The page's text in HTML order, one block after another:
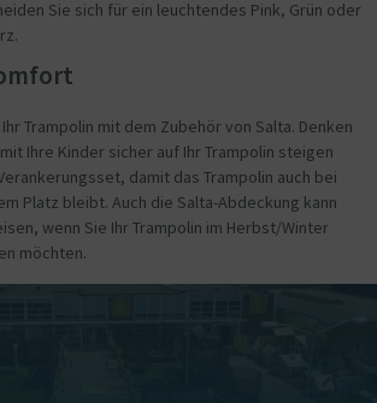
Sie sich für ein leuchtendes Pink, Grün oder
Trampolin mit dem Zubehör von Salta. Denken
Ihre Kinder sicher auf Ihr Trampolin steigen
damit das Trampolin auch bei
Platz bleibt. Auch die Salta-Abdeckung kann
wenn Sie Ihr Trampolin im Herbst/Winter
möchten.